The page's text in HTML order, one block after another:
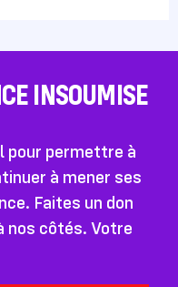
INSOUMISE
pour permettre à
à mener ses
Faites un don
nos côtés. Votre